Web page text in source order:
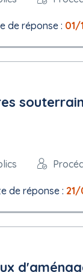
1ERE
sur un
ponctuel
d'installations
est de 60 mois et
3 (FRZZZ)
de réponse : 01/
de réponse :